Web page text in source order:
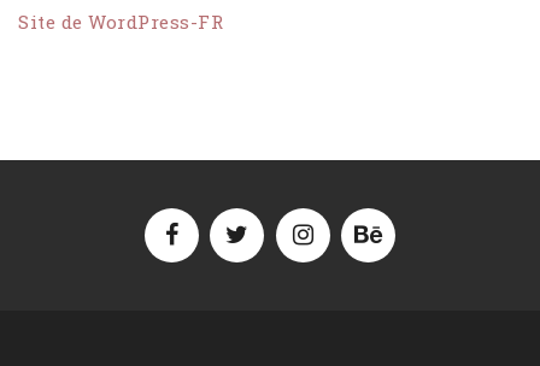
Site de WordPress-FR